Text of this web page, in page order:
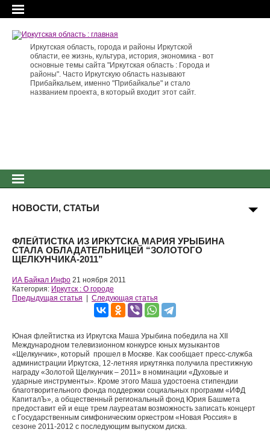
Иркутская область, города и районы Иркутской
области, ее жизнь, культура, история, экономика - вот
основные темы сайта "Иркутская область : Города и
районы". Часто Иркутскую область называют
Прибайкальем, именно "Прибайкалье" и стало
названием проекта, в который входит этот сайт.
НОВОСТИ, СТАТЬИ
ФЛЕЙТИСТКА ИЗ ИРКУТСКА МАРИЯ УРЫБИНА
СТАЛА ОБЛАДАТЕЛЬНИЦЕЙ “ЗОЛОТОГО
ЩЕЛКУНЧИКА-2011”
ИА Байкал Инфо 21 ноября 2011
Категория: Иркутск : О городе
Предыдущая статья
Следующая статья
Юная флейтистка из Иркутска Маша Урыбина победила на XII
Международном телевизионном конкурсе юных музыкантов
«Щелкунчик», который прошел в Москве. Как сообщает пресс-служба
администрации Иркутска, 12-летняя иркутянка получила престижную
награду «Золотой Щелкунчик – 2011» в номинации «Духовые и
ударные инструменты». Кроме этого Маша удостоена стипендии
благотворительного фонда поддержки социальных программ «ИФД
КапиталЪ», а общественный региональный фонд Юрия Башмета
предоставит ей и еще трем лауреатам возможность записать концерт
с Государственным симфоническим оркестром «Новая Россия» в
сезоне 2011-2012 с последующим выпуском диска.